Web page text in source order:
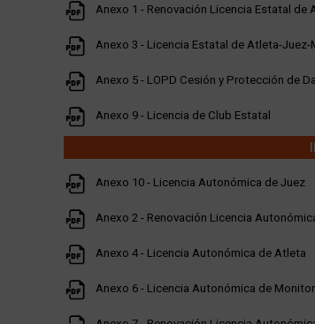
Anexo 1 - Renovación Licencia Estatal
Anexo 3 - Licencia Estatal de Atleta-
Anexo 5 - LOPD Cesión y Protección de
Anexo 9 - Licencia de Club Estatal
Anexo 10 - Licencia Autonómica de Juez
Anexo 2 - Renovación Licencia
Anexo 4 - Licencia Autonómica de Atleta
Anexo 6 - Licencia Autonómica de Monitor